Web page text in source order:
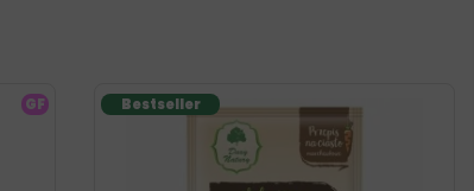
GF Bestseller